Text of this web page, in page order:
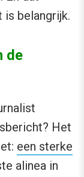
is belangrijk.
de
Het
een sterke
alinea in